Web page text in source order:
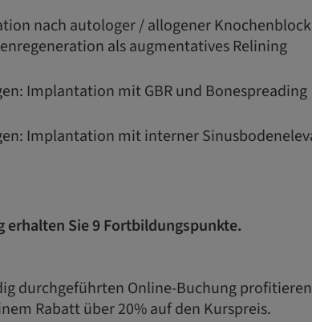
nach autologer / allogener
als augmentatives Relining
Implantation mit GBR und Bonespreading
Implantation mit interner
erhalten Sie 9 Fortbildungspunkte.
durchgeführten Online-Buchung
Rabatt über 20% auf den Kurspreis.